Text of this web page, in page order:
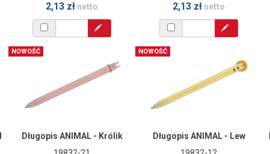
2,13 zł netto 2,13 zł netto
NOWOŚĆ
Długopis ANIMAL - Królik
NOWOŚĆ
Długopis ANIMAL - Lew